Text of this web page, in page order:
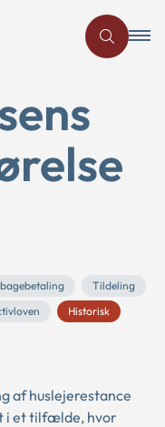
Tildeling
Historisk
af huslejerestance
i et tilfælde, hvor